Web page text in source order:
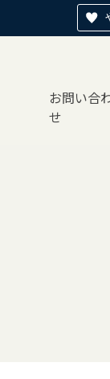
お問い合
せ